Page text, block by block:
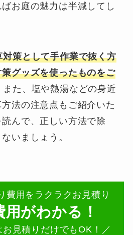
お庭の魅力は半減してし
対策として手作業で抜く方
グッズを使ったものをご
た、塩や熱湯などの身近
法の注意点もご紹介いた
んで、正しい方法で除
いましょう。
費用をラクラクお見積り
用がわかる！
見積りだけでもOK！／